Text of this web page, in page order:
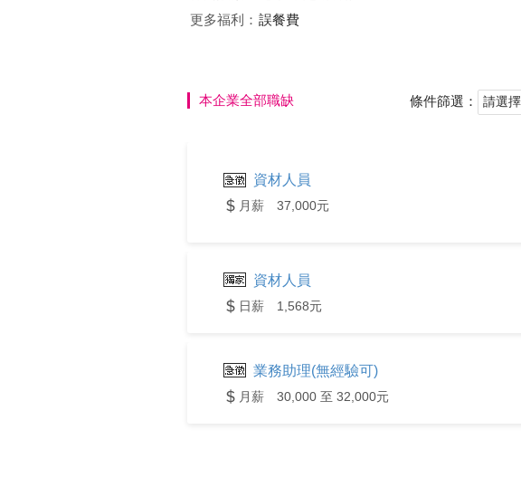
更多福利： 誤餐費
本企業全部職缺 條件篩選：
資材人員
月薪 37,000元
資材人員
日薪 1,568元
業務助理(無經驗可)
月薪 30,000 至 32,000元